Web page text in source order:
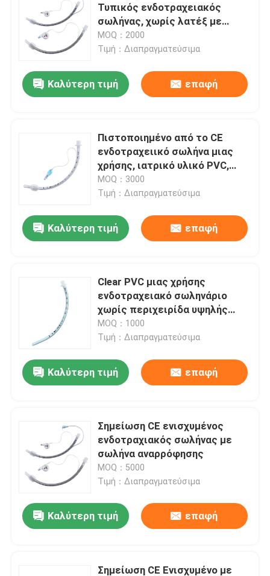
Ζητήστε ένα απόσπασμα
Nasopharyngeal σωλήνας εναέριων διαδρόμων
Μίας χρήσης Endotracheal σωλήνας
Διπλός βρογχικός σωλήνας μονάδων λούμεν
Μανόμετρο πίεσης μανσετών
Βρογχικός Blocker σωλήνας
Καθετήρας αναρρόφησης
Oropharyngeal σωλήνας εναέριων διαδρόμων
PPE προσωπικού προστατευτικού εξοπλισμού
Αναισθητικά
Συστατικά του ενδοτραχείου σωλήνα
Τυπικός ενδοτραχειακός
σωλήνας, χωρίς λατέξ με
αποστειρωμένη συσκευασία
MOQ：2000
Τιμή：Διαπραγματεύσιμα
Καλύτερη τιμή επαφή
Πιστοποιημένο από το CE
ενδοτραχειικό σωλήνα μιας
χρήσης, ιατρικό υλικό PVC,
σχεδιασμός ματιών Murphy για
κλινική διαχείριση των
MOQ：3000
Τιμή：Διαπραγματεύσιμα
Καλύτερη τιμή επαφή
Clear PVC μιας χρήσης
ενδοτραχειακό σωληνάριο
χωρίς περιχειρίδα υψηλής
ελαστικότητας ETT για παιδιά
MOQ：1000
Τιμή：Διαπραγματεύσιμα
Καλύτερη τιμή επαφή
Σημείωση CE ενισχυμένος
ενδοτραχιακός σωλήνας με
σωλήνα αναρρόφησης
MOQ：5000
Τιμή：Διαπραγματεύσιμα
Καλύτερη τιμή επαφή
Σημείωση CE Ενισχυμένο με